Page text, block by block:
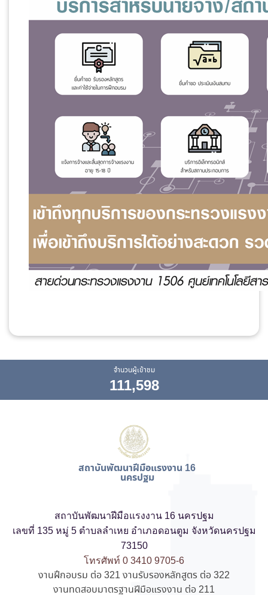
จำนวนผู้เข้าชม
111,598
สถาบันพัฒนาฝีมือแรงงาน 16
นครปฐม
สถาบันพัฒนาฝีมือแรงงาน 16 นครปฐม
เลขที่ 135 หมู่ 5 ตำบลลำเหย อำเภอดอนตูม จังหวัดนครปฐม
73150
โทรศัพท์ 0 3410 9705-6
งานฝึกอบรม ต่อ 321 งานรับรองหลักสูตร ต่อ 322
งานทดสอบมาตรฐานฝีมือแรงงาน ต่อ 211